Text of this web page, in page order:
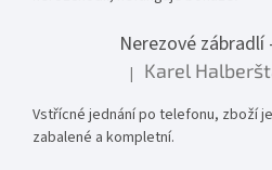
Hodnocení produktu je
| Karel
Vstřícné jednání po telefonu, zboží
zabalené a kompletní.